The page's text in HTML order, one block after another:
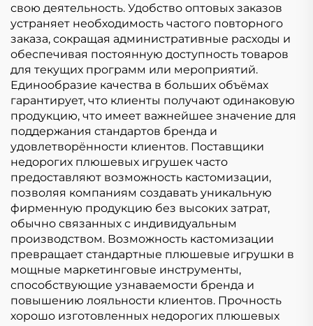
свою деятельность. Удобство оптовых заказов
устраняет необходимость частого повторного
заказа, сокращая административные расходы и
обеспечивая постоянную доступность товаров
для текущих программ или мероприятий.
Единообразие качества в больших объёмах
гарантирует, что клиенты получают одинаковую
продукцию, что имеет важнейшее значение для
поддержания стандартов бренда и
удовлетворённости клиентов. Поставщики
недорогих плюшевых игрушек часто
предоставляют возможность кастомизации,
позволяя компаниям создавать уникальную
фирменную продукцию без высоких затрат,
обычно связанных с индивидуальным
производством. Возможность кастомизации
превращает стандартные плюшевые игрушки в
мощные маркетинговые инструменты,
способствующие узнаваемости бренда и
повышению лояльности клиентов. Прочность
хорошо изготовленных недорогих плюшевых